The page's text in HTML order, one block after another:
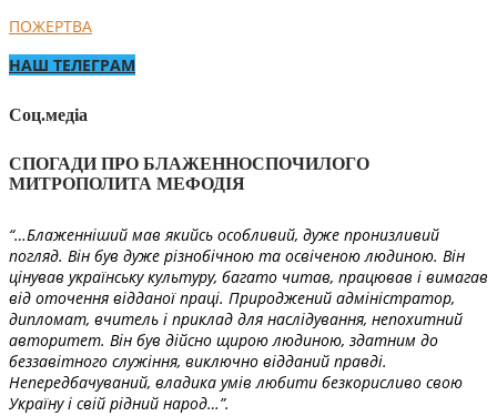
ПОЖЕРТВА
НАШ ТЕЛЕГРАМ
Соц.медіа
СПОГАДИ ПРО БЛАЖЕННОСПОЧИЛОГО
МИТРОПОЛИТА МЕФОДІЯ
“…Блаженніший мав якийсь особливий, дуже пронизливий
погляд. Він був дуже різнобічною та освіченою людиною. Він
цінував українську культуру, багато читав, працював і вимагав
від оточення відданої праці. Природжений адміністратор,
дипломат, вчитель і приклад для наслідування, непохитний
авторитет. Він був дійсно щирою людиною, здатним до
беззавітного служіння, виключно відданий правді.
Непередбачуваний, владика умів любити безкорисливо свою
Україну і свій рідний народ…”.